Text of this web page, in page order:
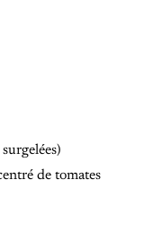
de tomates